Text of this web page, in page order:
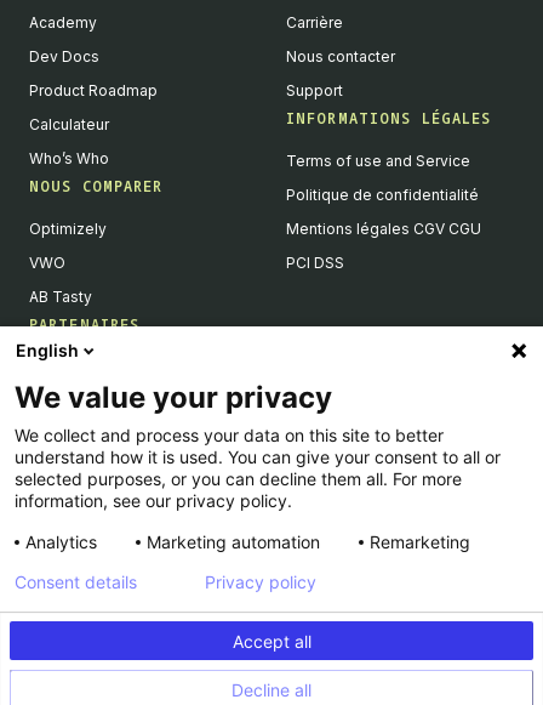
Academy
Dev Docs
Product Roadmap
Calculateur
Who’s Who
NOUS COMPARER
Optimizely
VWO
AB Tasty
PARTENAIRES
Devenir partenaires
Liste de nos intégrations
Agences Partenaires
Carrière
Nous contacter
Support
INFORMATIONS LÉGALES
Terms of use and Service
Politique de confidentialité
Mentions légales CGV CGU
PCI DSS
© Kameleoon — 2026 All rights Reserved
Privacy policy
English
We value your privacy
We collect and process your data on this site to better
understand how it is used. You can give your consent to all or
selected purposes, or you can decline them all. For more
information, see our privacy policy.
Analytics
Marketing automation Remarketing
Accept all
Decline all
Consent details Privacy policy